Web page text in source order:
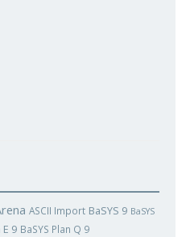
ASCII Import BaSYS 9 BaSYS
E 9 BaSYS Plan Q 9